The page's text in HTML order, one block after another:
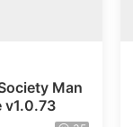
Man
v1.0.73